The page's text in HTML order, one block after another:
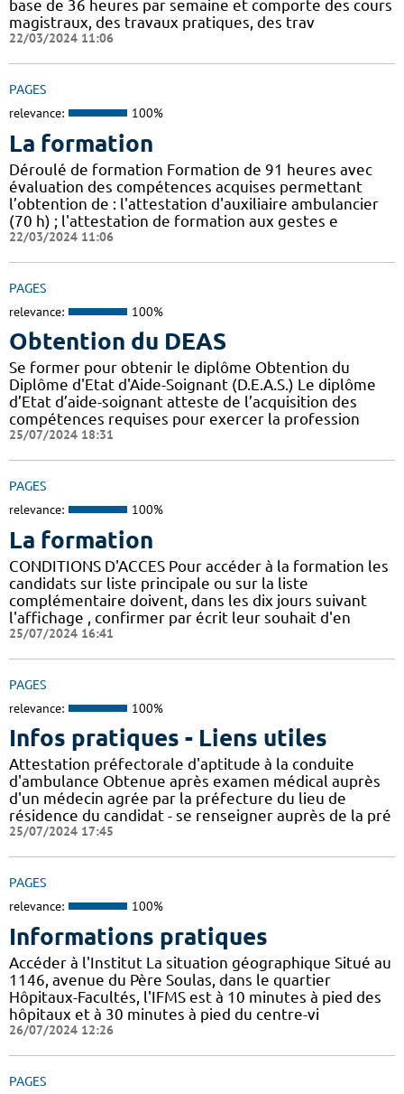
base de 36 heures par semaine et comporte des cours
magistraux, des travaux pratiques, des trav
22/03/2024 11:06
PAGES
relevance: 100%
La formation
Déroulé de formation Formation de 91 heures avec
évaluation des compétences acquises permettant
l’obtention de : l'attestation d'auxiliaire ambulancier
(70 h) ; l'attestation de formation aux gestes e
22/03/2024 11:06
PAGES
relevance: 100%
Obtention du DEAS
Se former pour obtenir le diplôme Obtention du
Diplôme d'Etat d'Aide-Soignant (D.E.A.S.) Le diplôme
d’Etat d’aide-soignant atteste de l’acquisition des
compétences requises pour exercer la profession
25/07/2024 18:31
PAGES
relevance: 100%
La formation
CONDITIONS D'ACCES Pour accéder à la formation les
candidats sur liste principale ou sur la liste
complémentaire doivent, dans les dix jours suivant
l'affichage , confirmer par écrit leur souhait d'en
25/07/2024 16:41
PAGES
relevance: 100%
Infos pratiques - Liens utiles
Attestation préfectorale d'aptitude à la conduite
d'ambulance Obtenue après examen médical auprès
d'un médecin agrée par la préfecture du lieu de
résidence du candidat - se renseigner auprès de la pré
25/07/2024 17:45
PAGES
relevance: 100%
Informations pratiques
Accéder à l'Institut La situation géographique Situé au
1146, avenue du Père Soulas, dans le quartier
Hôpitaux-Facultés, l'IFMS est à 10 minutes à pied des
hôpitaux et à 30 minutes à pied du centre-vi
26/07/2024 12:26
PAGES